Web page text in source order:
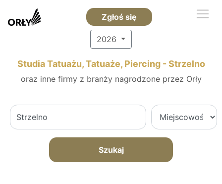
Zgłoś się
2026
Studia Tatuażu, Tatuaże, Piercing - Strzelno
oraz inne firmy z branży nagrodzone przez Orły
Szukaj